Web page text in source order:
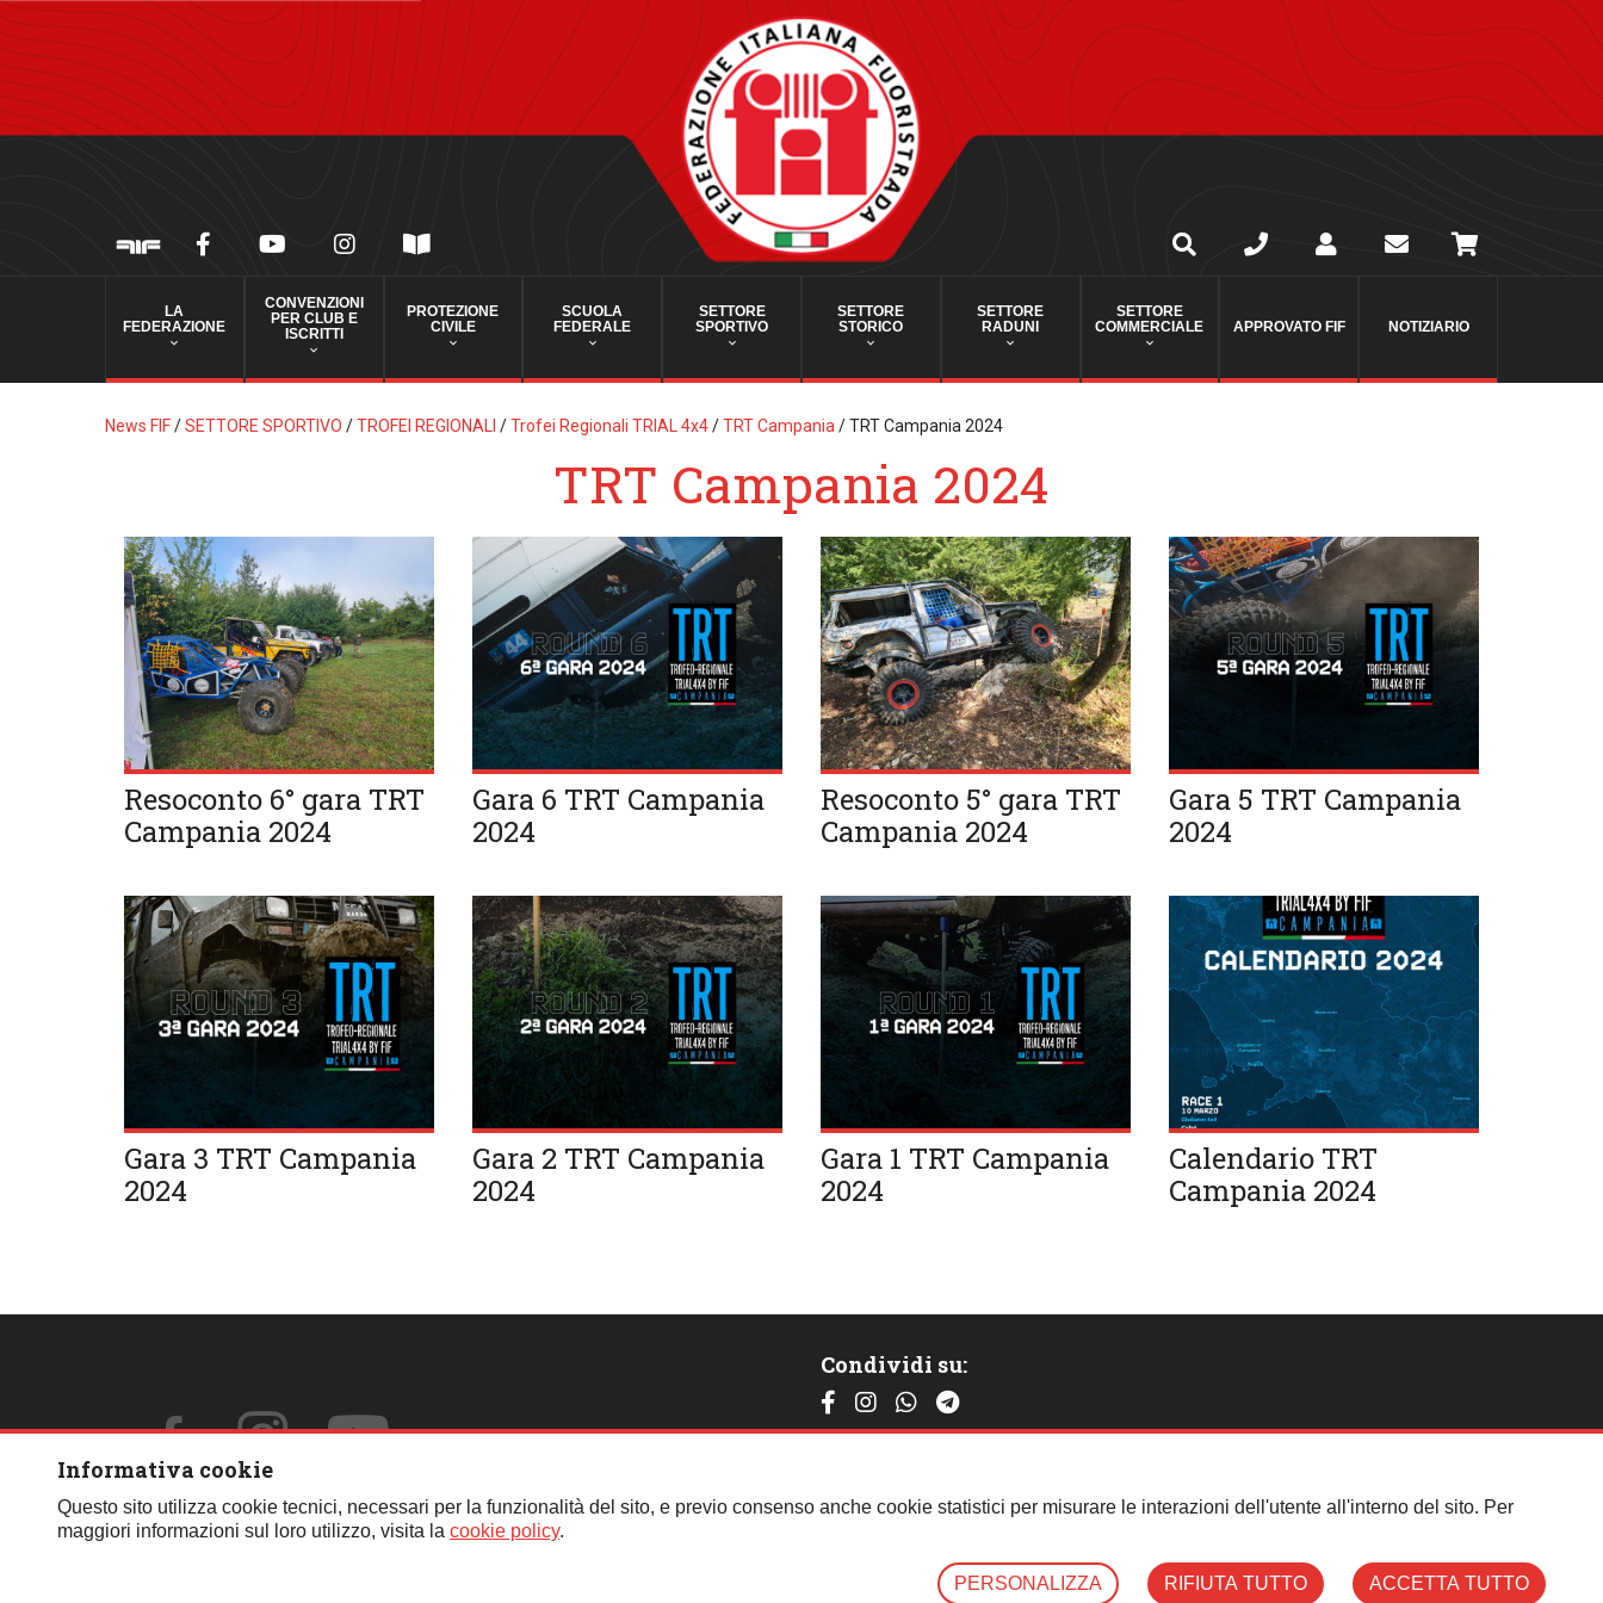
LA
FEDERAZIONE
CONVENZIONI
PER CLUB E
ISCRITTI
PROTEZIONE
CIVILE
SCUOLA
FEDERALE
SETTORE
SPORTIVO
SETTORE
STORICO
SETTORE
RADUNI
SETTORE
COMMERCIALE
APPROVATO FIF NOTIZIARIO
News FIF/SETTORE SPORTIVO /TROFEI REGIONALI /Trofei Regionali TRIAL 4x4/TRT Campania/TRT Campania 2024
TRT Campania 2024
Resoconto 6° gara TRT
Campania 2024
Gara 6 TRT Campania
2024
Resoconto 5° gara TRT
Campania 2024
Gara 5 TRT Campania
2024
Gara 3 TRT Campania
2024
Gara 2 TRT Campania
2024
Gara 1 TRT Campania
2024
Calendario TRT
Campania 2024
Condividi su:
Contattaci:
Clicca qui per tutti i contatti
Privacy Web Agency: Area9Web | Designed byKKA
Informativa cookie
Questo sito utilizza cookie tecnici, necessari per la funzionalità del sito, e previo consenso anche cookie statistici per misurare le interazioni dell'utente all'interno del sito. Per
maggiori informazioni sul loro utilizzo, visita la cookie policy.
PERSONALIZZA RIFIUTA TUTTO ACCETTA TUTTO